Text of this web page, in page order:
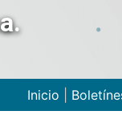
Inicio